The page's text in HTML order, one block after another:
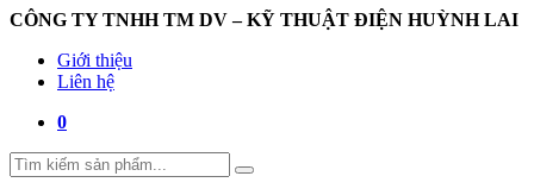
CÔNG TY TNHH TM DV – KỸ THUẬT ĐIỆN HUỲNH LAI
Giới thiệu
Liên hệ
0